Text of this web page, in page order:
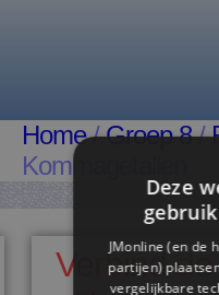
Home/Groep 8/
Kommagetallen
Verbind de
Deze
JMonline (en de
partijen)
vergelijkbare